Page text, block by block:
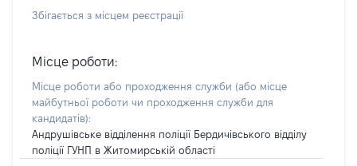
Збігається з місцем реєстрації
Місце роботи:
Місце роботи або проходження служби (або місце
майбутньої роботи чи проходження служби для
кандидатів):
Андрушівське відділення поліції Бердичівського відділу
поліції ГУНП в Житомирській області